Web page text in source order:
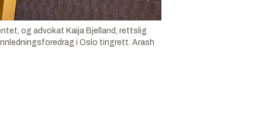
og advokat Kaija Bjelland, rettslig
i Oslo tingrett. Arash